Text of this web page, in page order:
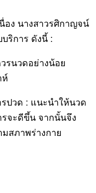
อง นางสาวรศิกาญจน์
ริการ ดังนี้ :
รนวดอย่างน้อย
ห์
รปวด : แนะนำให้นวด
รจะดีขึ้น จากนั้นจึง
สภาพร่างกาย